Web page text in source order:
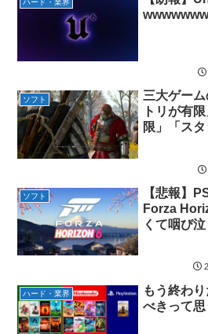
たまらん」の声【画像】
BYDの軽EV「ラッコ」受注が700台
乃木坂ど新規の5期オタさんってもし
タフォロワー初動が大して伸びないと
24h16.3万でぶっちぎりですよ笑
焦げだらけの業務用鉄板が水と蒸気で
が全部流れていく！」【海外の反応】
YAC卒業の日
【画像あり】ロピアのパワー全開おに
ｗｗｗｗ
【NMB48】坂下真心期待できそう
賀喜遥香 ｢さくちゃんはちいかわ｣ 遠
レ｣【乃木坂46】
ハード・業界
ソフト
三大ゲー
トリが有
限」「スタ
ソフト
【悲報】
Forza
くて咽び泣
ハード・業界
もう終わ
べきって